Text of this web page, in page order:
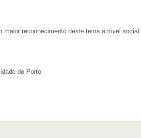
maior reconhecimento deste tema a nível social.
do Porto